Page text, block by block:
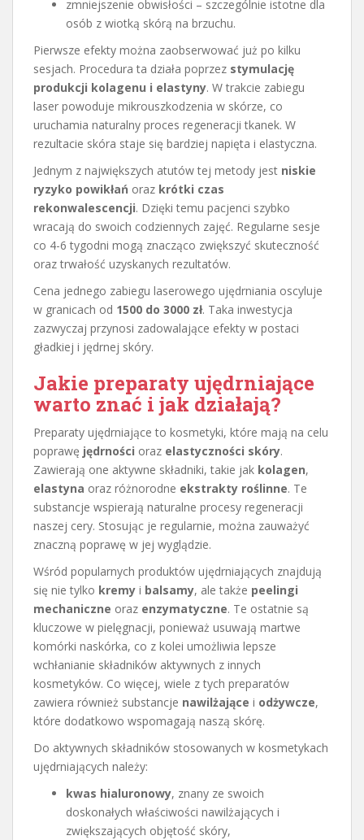
zmniejszenie obwisłości – szczególnie istotne dla
osób z wiotką skórą na brzuchu.
Pierwsze efekty można zaobserwować już po kilku
sesjach. Procedura ta działa poprzez stymulację
produkcji kolagenu i elastyny. W trakcie zabiegu
laser powoduje mikrouszkodzenia w skórze, co
uruchamia naturalny proces regeneracji tkanek. W
rezultacie skóra staje się bardziej napięta i elastyczna.
Jednym z największych atutów tej metody jest niskie
ryzyko powikłań oraz krótki czas
rekonwalescencji. Dzięki temu pacjenci szybko
wracają do swoich codziennych zajęć. Regularne sesje
co 4-6 tygodni mogą znacząco zwiększyć skuteczność
oraz trwałość uzyskanych rezultatów.
Cena jednego zabiegu laserowego ujędrniania oscyluje
w granicach od 1500 do 3000 zł. Taka inwestycja
zazwyczaj przynosi zadowalające efekty w postaci
gładkiej i jędrnej skóry.
Jakie preparaty ujędrniające
warto znać i jak działają?
Preparaty ujędrniające to kosmetyki, które mają na celu
poprawę jędrności oraz elastyczności skóry.
Zawierają one aktywne składniki, takie jak kolagen,
elastyna oraz różnorodne ekstrakty roślinne. Te
substancje wspierają naturalne procesy regeneracji
naszej cery. Stosując je regularnie, można zauważyć
znaczną poprawę w jej wyglądzie.
Wśród popularnych produktów ujędrniających znajdują
się nie tylko kremy i balsamy, ale także peelingi
mechaniczne oraz enzymatyczne. Te ostatnie są
kluczowe w pielęgnacji, ponieważ usuwają martwe
komórki naskórka, co z kolei umożliwia lepsze
wchłanianie składników aktywnych z innych
kosmetyków. Co więcej, wiele z tych preparatów
zawiera również substancje nawilżające i odżywcze,
które dodatkowo wspomagają naszą skórę.
Do aktywnych składników stosowanych w kosmetykach
ujędrniających należy:
kwas hialuronowy, znany ze swoich
doskonałych właściwości nawilżających i
zwiększających objętość skóry,